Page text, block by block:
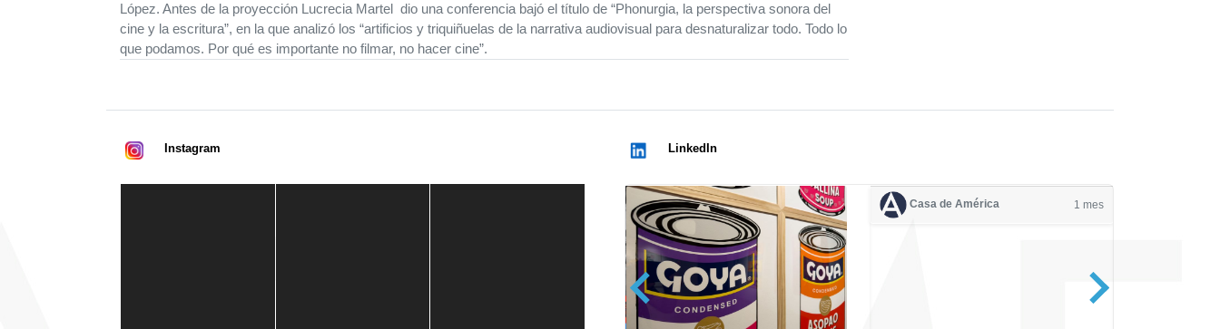
López. Antes de la proyección Lucrecia Martel dio una conferencia bajó el título de “Phonurgia, la perspectiva sonora del
cine y la escritura”, en la que analizó los “artificios y triquiñuelas de la narrativa audiovisual para desnaturalizar todo. Todo lo
que podamos. Por qué es importante no filmar, no hacer cine”.
Instagram LinkedIn
Casa de América 1 mes